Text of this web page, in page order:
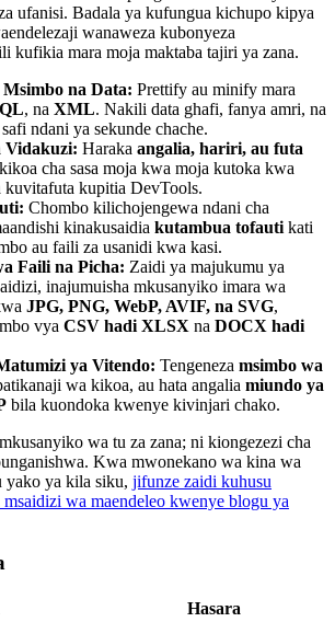
ufanisi. Badala ya kufungua kichupo kipya
wanaweza kubonyeza
kufikia mara moja maktaba tajiri ya zana.
na Data: Prettify au minify mara
, na XML. Nakili data ghafi, fanya amri, na
ndani ya sekunde chache.
Vidakuzi: Haraka angalia, hariri, au futa
cha sasa moja kwa moja kutoka kwa
kuvitafuta kupitia DevTools.
Chombo kilichojengewa ndani cha
kinakusaidia kutambua tofauti kati
au faili za usanidi kwa kasi.
Faili na Picha: Zaidi ya majukumu ya
inajumuisha mkusanyiko imara wa
JPG, PNG, WebP, AVIF, na SVG,
vya CSV hadi XLSX na DOCX hadi
ya Vitendo: Tengeneza msimbo wa
wa kikoa, au hata angalia miundo ya
bila kuondoka kwenye kivinjari chako.
wa tu za zana; ni kiongezezi cha
Kwa mwonekano wa kina wa
yako ya kila siku, jifunze zaidi kuhusu
wa maendeleo kwenye blogu ya
Hasara